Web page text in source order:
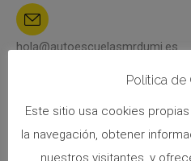
hola@autoescuelasmrdumi.es
Lunes a Viernes: 10h - 14h y
Política de
Este sitio usa cookies
la navegación, obtener
nuestros visitantes, y